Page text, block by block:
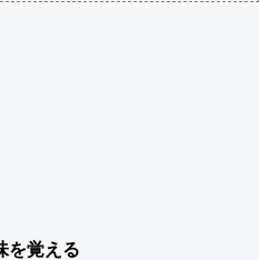
を覚える